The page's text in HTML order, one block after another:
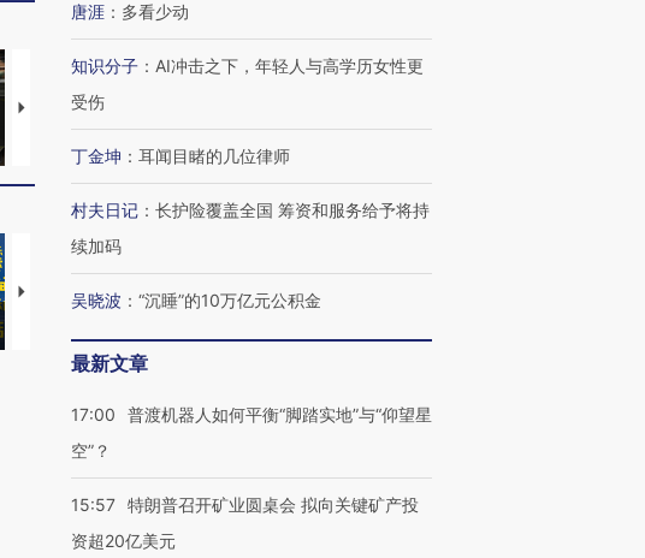
马航飞行员跨国走私7万
粒摇头丸 尿检体内含3种
度Z世代 用街头抗争将教
育部长拱下台
机”？难民潮撕裂西班牙
【推广】走进第四届链博
会，让数智科技“链”接产
【特别呈现】寻找100种
有意思的生活方式·第三对
住三大增长引擎是什么？
唐涯 ： 多看少动
知识分子 ： AI冲击之下，年轻人与高学历女性更
受伤
丁金坤 ： 耳闻目睹的几位律师
村夫日记 ： 长护险覆盖全国 筹资和服务给予将持
续加码
吴晓波 ： “沉睡”的10万亿元公积金
最新文章
17:00
普渡机器人如何平衡“脚踏实地”与“仰望星
空”？
15:57 特朗普召开矿业圆桌会 拟向关键矿产投
资超20亿美元